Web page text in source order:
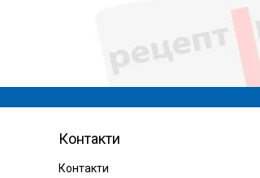
Контакти
Контакти